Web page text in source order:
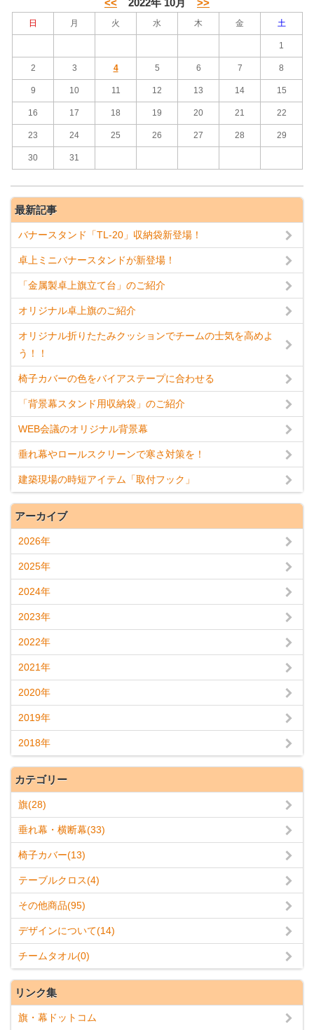
<< 2022年 10月 >>
日 月 火 水 木 金 土
1
2 3 4 5 6 7 8
9 10 11 12 13 14 15
16 17 18 19 20 21 22
23 24 25 26 27 28 29
30 31
最新記事
バナースタンド「TL-20」収納袋新登場！
卓上ミニバナースタンドが新登場！
「金属製卓上旗立て台」のご紹介
オリジナル卓上旗のご紹介
オリジナル折りたたみクッションでチームの士気を高めよ
う！！
椅子カバーの色をバイアステープに合わせる
「背景幕スタンド用収納袋」のご紹介
WEB会議のオリジナル背景幕
垂れ幕やロールスクリーンで寒さ対策を！
建築現場の時短アイテム「取付フック」
アーカイブ
2026年
2025年
2024年
2023年
2022年
2021年
2020年
2019年
2018年
カテゴリー
旗(28)
垂れ幕・横断幕(33)
椅子カバー(13)
テーブルクロス(4)
その他商品(95)
デザインについて(14)
チームタオル(0)
リンク集
旗・幕ドットコム